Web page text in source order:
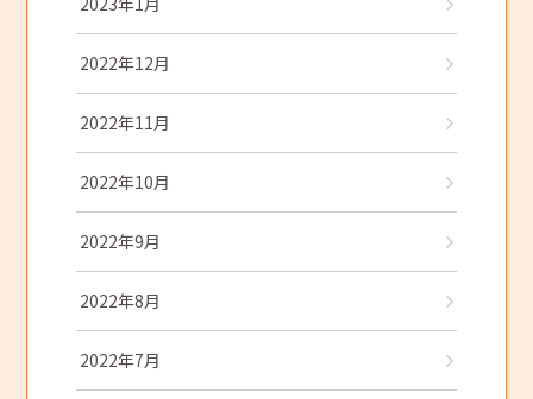
2022年12月
2022年11月
2022年10月
2022年9月
2022年8月
2022年7月